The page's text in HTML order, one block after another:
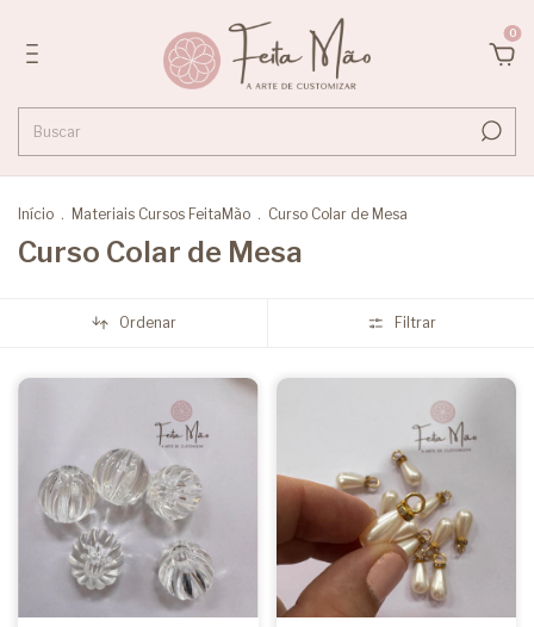
0
Início . Materiais Cursos FeitaMão . Curso Colar de Mesa
Curso Colar de Mesa
Ordenar Filtrar